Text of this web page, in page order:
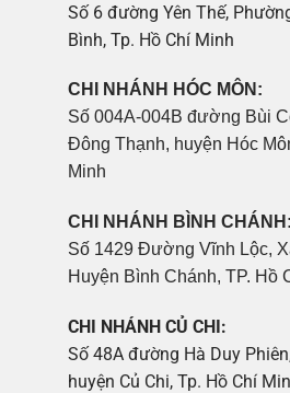
Số 6 đường Yên Thế,
Bình, Tp. Hồ Chí Minh
CHI NHÁNH HÓC MÔN:
Số 004A-004B đường Bùi
Đông Thạnh, huyện Hóc
Minh
CHI NHÁNH BÌNH CHÁNH:
Số 1429 Đường Vĩnh Lộc,
Huyện Bình Chánh, TP. Hồ
CHI NHÁNH CỦ CHI:
Số 48A đường Hà Duy
huyện Củ Chi, Tp. Hồ Chí